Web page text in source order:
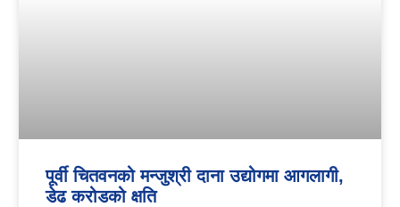
पूर्वी चितवनको मन्जुश्री दाना उद्योगमा आगलागी,
डेढ करोडको क्षति